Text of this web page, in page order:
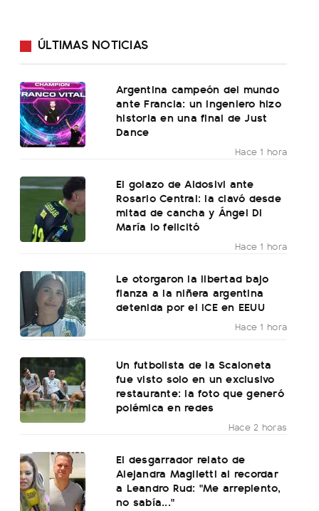
ÚLTIMAS NOTICIAS
Argentina campeón del mundo
ante Francia: un ingeniero hizo
historia en una final de Just
Dance
Hace 1 hora
El golazo de Aldosivi ante
Rosario Central: la clavó desde
mitad de cancha y Ángel Di
María lo felicitó
Hace 1 hora
Le otorgaron la libertad bajo
fianza a la niñera argentina
detenida por el ICE en EEUU
Hace 1 hora
Un futbolista de la Scaloneta
fue visto solo en un exclusivo
restaurante: la foto que generó
polémica en redes
Hace 2 horas
El desgarrador relato de
Alejandra Maglietti al recordar
a Leandro Rud: "Me arrepiento,
no sabía..."